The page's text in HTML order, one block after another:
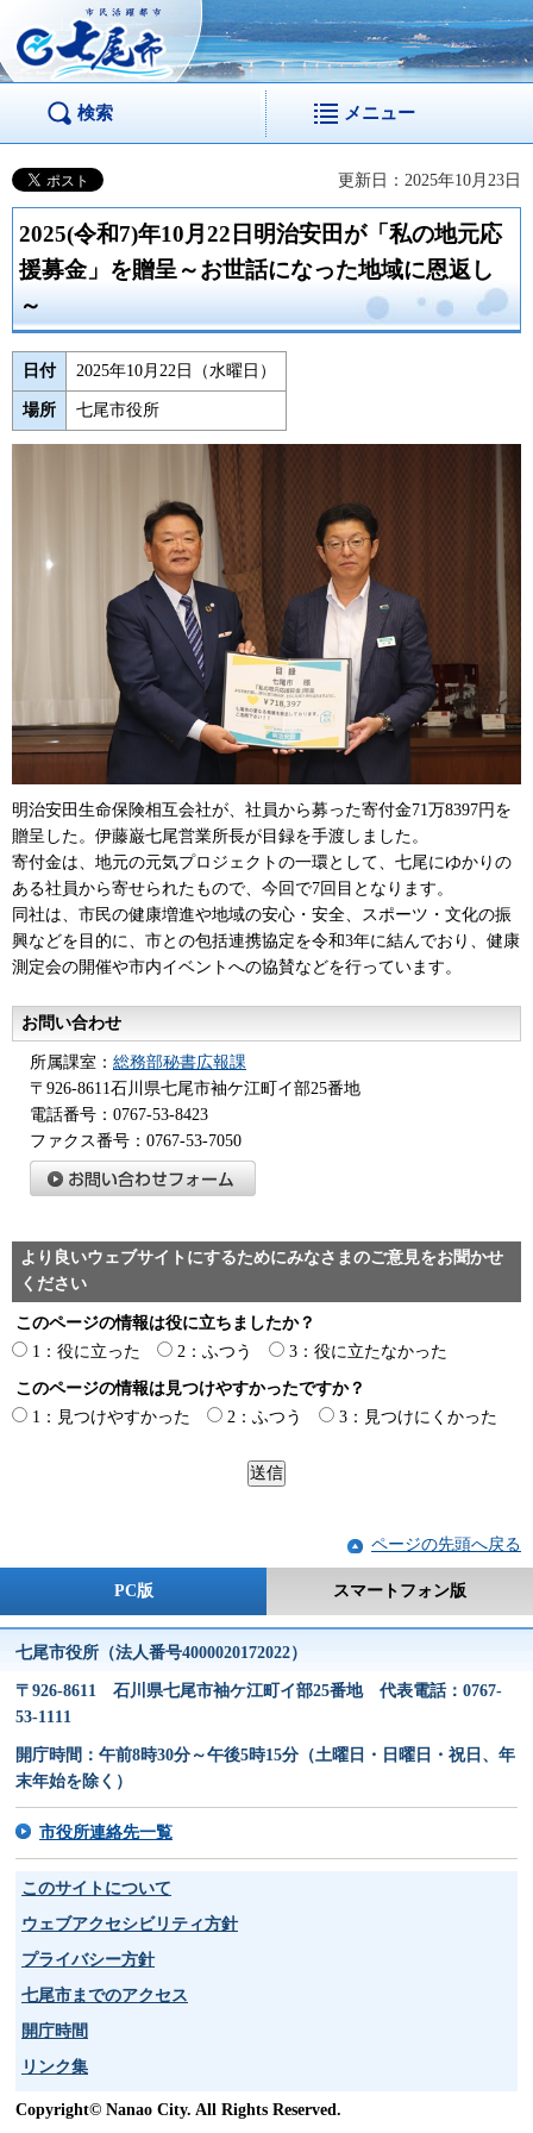
市民活躍都市 七尾
市
検索 メニュー
更新日：2025年10月23日
2025(令和7)年10月22日明治安田が「私の地元応
援募金」を贈呈～お世話になった地域に恩返し
～
日付 2025年10月22日（水曜日）
場所 七尾市役所
明治安田生命保険相互会社が、社員から募った寄付金71万8397円を
贈呈した。伊藤巌七尾営業所長が目録を手渡しました。
寄付金は、地元の元気プロジェクトの一環として、七尾にゆかりの
ある社員から寄せられたもので、今回で7回目となります。
同社は、市民の健康増進や地域の安心・安全、スポーツ・文化の振
興などを目的に、市との包括連携協定を令和3年に結んでおり、健康
測定会の開催や市内イベントへの協賛などを行っています。
お問い合わせ
所属課室： 総務部秘書広報課
〒926-8611石川県七尾市袖ケ江町イ部25番地
電話番号：0767-53-8423
ファクス番号：0767-53-7050
より良いウェブサイトにするためにみなさまのご意見をお聞かせ
ください
このページの情報は役に立ちましたか？
1：役に立った
2：ふつう 3：役に立たなかった
このページの情報は見つけやすかったですか？
1：見つけやすかった
2：ふつう 3：見つけにくかった
ページの先頭へ戻る
PC版 スマートフォン版
七尾市役所（法人番号4000020172022）
〒926-8611 石川県七尾市袖ケ江町イ部25番地 代表電話：0767-
53-1111
開庁時間：午前8時30分～午後5時15分（土曜日・日曜日・祝日、年
末年始を除く）
市役所連絡先一覧
このサイトについて
ウェブアクセシビリティ方針
プライバシー方針
七尾市までのアクセス
開庁時間
リンク集
Copyright© Nanao City. All Rights Reserved.